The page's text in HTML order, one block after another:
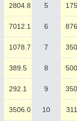
2804.8 5
7012.1 6
1078.7 7
389.5 8
292.1 9
3506.0 10